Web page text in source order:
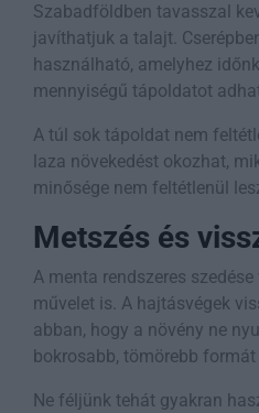
Szabadföldben tavasszal
javíthatjuk a talajt.
használható, amelyhez
mennyiségű tápoldatot
A túl sok tápoldat nem
laza növekedést okozhat,
minősége nem feltétlenül
Metszés és
A menta rendszeres
művelet is. A hajtásvégek
abban, hogy a növény ne
bokrosabb, tömörebb
Ne féljünk tehát gyakran